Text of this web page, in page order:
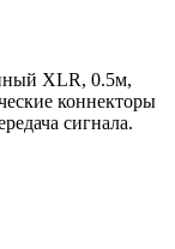
XLR, 0.5м,
коннекторы
сигнала.